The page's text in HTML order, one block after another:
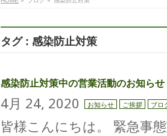
タグ : 感染防止対策
感染防止対策中の営業活動のお知らせ
4月 24, 2020 お知らせ ご挨拶 ブロ
皆様こんにちは。 緊急事